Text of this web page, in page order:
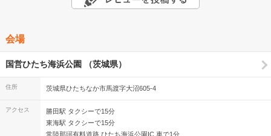
会場
国営ひたち海浜公園 （茨城県）
住所 茨城県ひたちなか市馬渡字大沼605-4
アクセス
勝田駅 タクシーで15分
東海駅 タクシーで15分
常陸那珂有料道路 ひたち海浜公園IC 車で1分